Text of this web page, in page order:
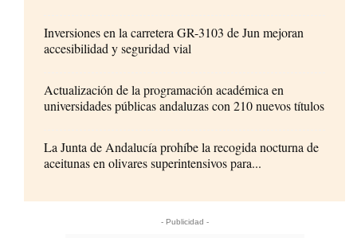
Inversiones en la carretera GR-3103 de Jun mejoran
accesibilidad y seguridad vial
Actualización de la programación académica en
universidades públicas andaluzas con 210 nuevos títulos
La Junta de Andalucía prohíbe la recogida nocturna de
aceitunas en olivares superintensivos para...
- Publicidad -